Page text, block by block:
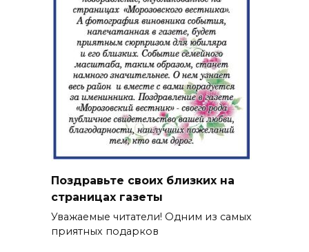
Поздравьте своих близких на
страницах газеты
Уважаемые читатели! Одним из самых
приятных подарков